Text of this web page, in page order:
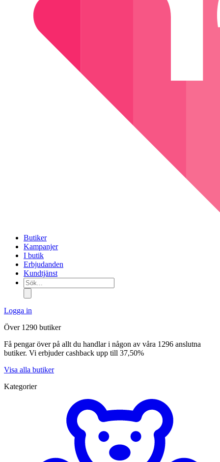
Butiker
Kampanjer
I butik
Erbjudanden
Kundtjänst
Sök...
Logga in
Över 1290 butiker
Få pengar över på allt du handlar i någon av våra 1296 anslutna
butiker. Vi erbjuder cashback upp till 37,50%
Visa alla butiker
Kategorier